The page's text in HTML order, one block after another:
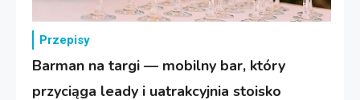
Przepisy
Barman na targi — mobilny bar, który
przyciąga leady i uatrakcyjnia stoisko